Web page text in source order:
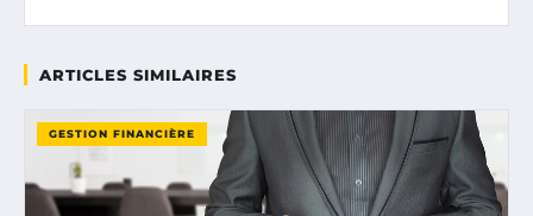
ARTICLES SIMILAIRES
GESTION FINANCIÈRE